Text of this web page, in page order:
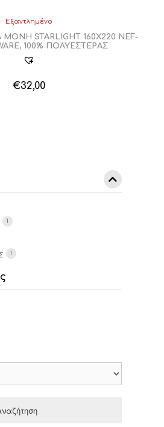
Εξαντλημένο
ΜΟΝΗ STARLIGHT 160X220 NEF-
100% ΠΟΛΥΕΣΤΕΡΑΣ
€32,00